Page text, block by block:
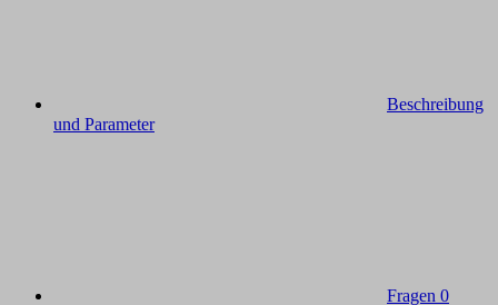
Beschreibung
und Parameter
Fragen 0